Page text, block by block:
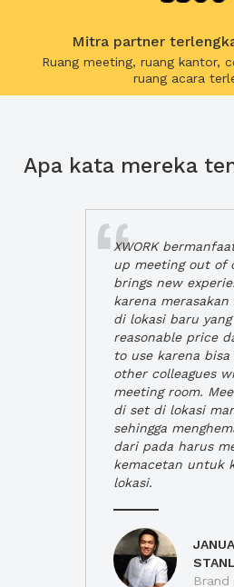
Mitra partner
Ruang meeting, ruang kantor,
ruang acara
Apa kata mereka
XWORK
up meeting out of
brings new
karena merasakan
di lokasi baru
reasonable price
to use karena bisa
other colleagues
meeting room.
di set di lokasi
sehingga
dari pada harus
kemacetan untuk
lokasi.
Brand